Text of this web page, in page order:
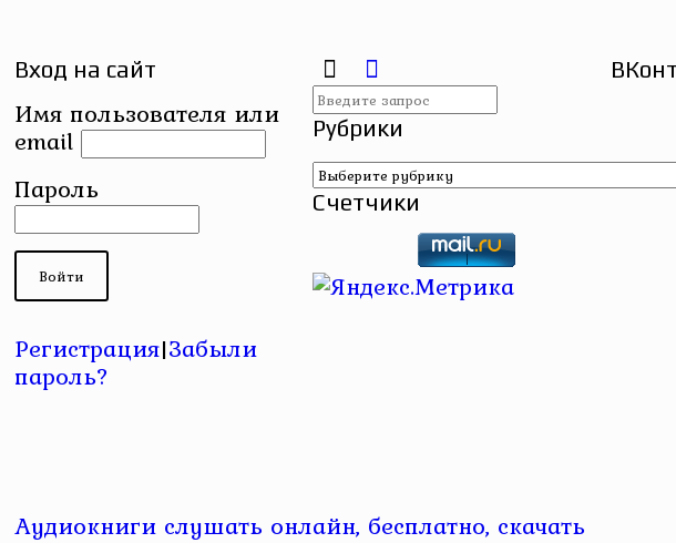
Вход на сайт
Имя пользователя или
email
Пароль
Регистрация|Забыли
пароль?
Рубрики
Рубрики
Счетчики
Аудиокниги слушать онлайн, бесплатно, скачать